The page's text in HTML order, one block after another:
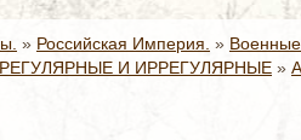
» Российская Империя. » Военные
И ИРРЕГУЛЯРНЫЕ »